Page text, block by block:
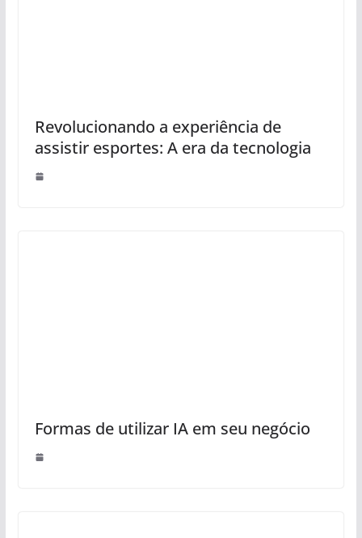
Revolucionando a experiência de
assistir esportes: A era da tecnologia
Formas de utilizar IA em seu negócio